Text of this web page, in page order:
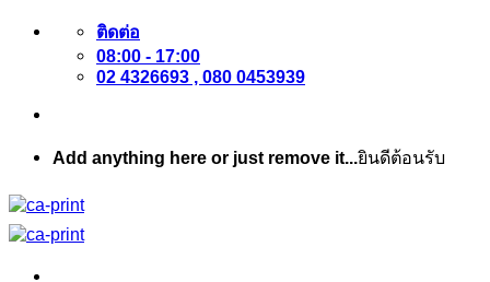
ข้าม
เนื้อหา
ติดต่อ
08:00 - 17:00
02 4326693 , 080 0453939
Add anything here or just remove it...ยินดีต้อนรับ